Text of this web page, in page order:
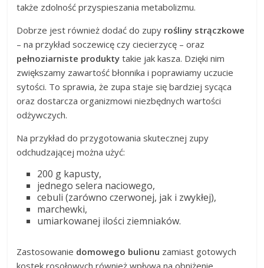
także zdolność przyspieszania metabolizmu.
Dobrze jest również dodać do zupy rośliny strączkowe
– na przykład soczewicę czy ciecierzycę – oraz
pełnoziarniste produkty takie jak kasza. Dzięki nim
zwiększamy zawartość błonnika i poprawiamy uczucie
sytości. To sprawia, że zupa staje się bardziej sycąca
oraz dostarcza organizmowi niezbędnych wartości
odżywczych.
Na przykład do przygotowania skutecznej zupy
odchudzającej można użyć:
200 g kapusty,
jednego selera naciowego,
cebuli (zarówno czerwonej, jak i zwykłej),
marchewki,
umiarkowanej ilości ziemniaków.
Zastosowanie domowego bulionu zamiast gotowych
kostek rosołowych również wpływa na obniżenie